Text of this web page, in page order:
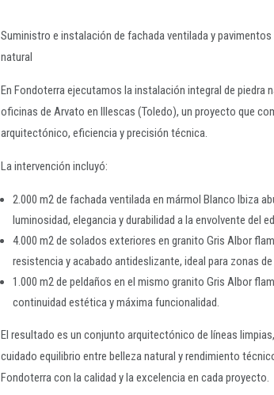
Suministro e instalación de fachada ventilada y
natural
En Fondoterra ejecutamos la instalación integral de piedra
oficinas de Arvato en Illescas (Toledo), un proyecto que
arquitectónico, eficiencia y precisión técnica.
La intervención incluyó:
2.000 m2 de fachada ventilada en mármol Blanco Ibiza
luminosidad, elegancia y durabilidad a la envolvente del
4.000 m2 de solados exteriores en granito Gris Albor
resistencia y acabado antideslizante, ideal para zonas
1.000 m2 de peldaños en el mismo granito Gris Albor
continuidad estética y máxima funcionalidad.
El resultado es un conjunto arquitectónico de líneas
cuidado equilibrio entre belleza natural y rendimiento
Fondoterra con la calidad y la excelencia en cada proyecto.